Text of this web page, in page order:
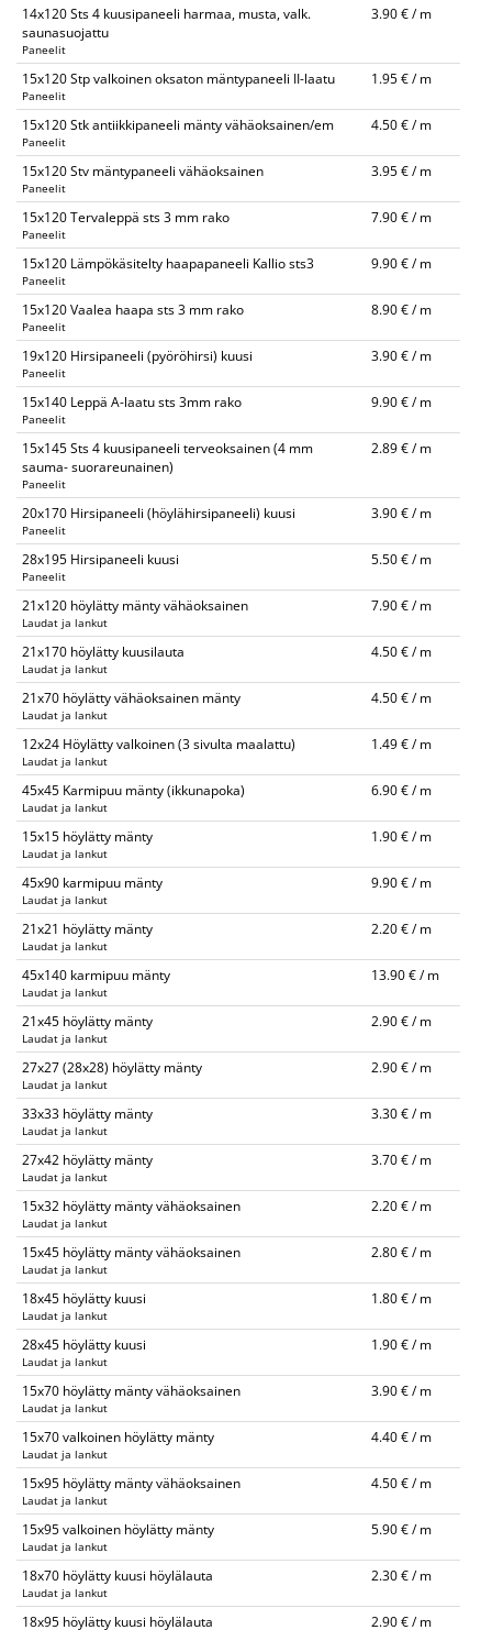
14x120 Sts 4 kuusipaneeli harmaa, musta, valk.
saunasuojattu
Paneelit
3.90 € / m
15x120 Stp valkoinen oksaton mäntypaneeli II-laatu
Paneelit
1.95 € / m
15x120 Stk antiikkipaneeli mänty vähäoksainen/em
Paneelit
4.50 € / m
15x120 Stv mäntypaneeli vähäoksainen
Paneelit
3.95 € / m
15x120 Tervaleppä sts 3 mm rako
Paneelit
7.90 € / m
15x120 Lämpökäsitelty haapapaneeli Kallio sts3
Paneelit
9.90 € / m
15x120 Vaalea haapa sts 3 mm rako
Paneelit
8.90 € / m
19x120 Hirsipaneeli (pyöröhirsi) kuusi
Paneelit
3.90 € / m
15x140 Leppä A-laatu sts 3mm rako
Paneelit
9.90 € / m
15x145 Sts 4 kuusipaneeli terveoksainen (4 mm
sauma- suorareunainen)
Paneelit
2.89 € / m
20x170 Hirsipaneeli (höylähirsipaneeli) kuusi
Paneelit
3.90 € / m
28x195 Hirsipaneeli kuusi
Paneelit
5.50 € / m
21x120 höylätty mänty vähäoksainen
Laudat ja lankut
7.90 € / m
21x170 höylätty kuusilauta
Laudat ja lankut
4.50 € / m
21x70 höylätty vähäoksainen mänty
Laudat ja lankut
4.50 € / m
12x24 Höylätty valkoinen (3 sivulta maalattu)
Laudat ja lankut
1.49 € / m
45x45 Karmipuu mänty (ikkunapoka)
Laudat ja lankut
6.90 € / m
15x15 höylätty mänty
Laudat ja lankut
1.90 € / m
45x90 karmipuu mänty
Laudat ja lankut
9.90 € / m
21x21 höylätty mänty
Laudat ja lankut
2.20 € / m
45x140 karmipuu mänty
Laudat ja lankut
13.90 € / m
21x45 höylätty mänty
Laudat ja lankut
2.90 € / m
27x27 (28x28) höylätty mänty
Laudat ja lankut
2.90 € / m
33x33 höylätty mänty
Laudat ja lankut
3.30 € / m
27x42 höylätty mänty
Laudat ja lankut
3.70 € / m
15x32 höylätty mänty vähäoksainen
Laudat ja lankut
2.20 € / m
15x45 höylätty mänty vähäoksainen
Laudat ja lankut
2.80 € / m
18x45 höylätty kuusi
Laudat ja lankut
1.80 € / m
28x45 höylätty kuusi
Laudat ja lankut
1.90 € / m
15x70 höylätty mänty vähäoksainen
Laudat ja lankut
3.90 € / m
15x70 valkoinen höylätty mänty
Laudat ja lankut
4.40 € / m
15x95 höylätty mänty vähäoksainen
Laudat ja lankut
4.50 € / m
15x95 valkoinen höylätty mänty
Laudat ja lankut
5.90 € / m
18x70 höylätty kuusi höylälauta
Laudat ja lankut
2.30 € / m
18x95 höylätty kuusi höylälauta 2.90 € / m